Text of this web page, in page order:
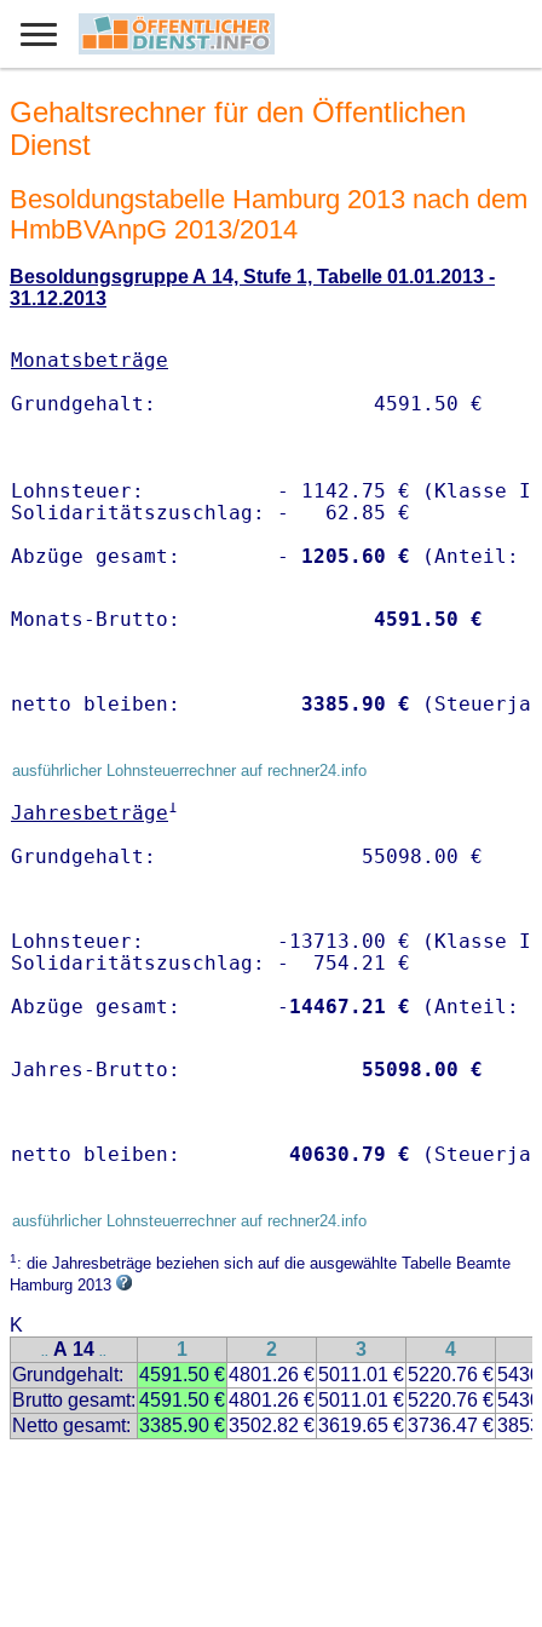
Gehaltsrechner für den Öffentlichen
Dienst
Besoldungstabelle Hamburg 2013 nach dem
HmbBVAnpG 2013/2014
Besoldungsgruppe A 14, Stufe 1, Tabelle 01.01.2013 -
31.12.2013
Monatsbeträge
Lohnsteuer:           - 1142.75 € (Klasse I)
Solidaritätszuschlag: -   62.85 €
Abzüge gesamt:        -
1205.60 €
Monats-Brutto: 4591.50 €
netto bleiben: 3385.90 €
ausführlicher Lohnsteuerrechner auf rechner24.info
Jahresbeträge1
Lohnsteuer:           -13713.00 € (Klasse I)
Solidaritätszuschlag: -  754.21 €
Abzüge gesamt:        - 14467.21 €
Jahres-Brutto: 55098.00 €
netto bleiben: 40630.79 €
ausführlicher Lohnsteuerrechner auf rechner24.info
1: die Jahresbeträge beziehen sich auf die ausgewählte Tabelle Beamte
Hamburg 2013
K
.. A 14 .. 1 2 3 4
Grundgehalt:
4591.50 €4801.26 €5011.01 €5220.76 €
Brutto gesamt: 4591.50 €4801.26 €5011.01 €5220.76 €
Netto gesamt: 3385.90 €3502.82 €3619.65 €3736.47 €